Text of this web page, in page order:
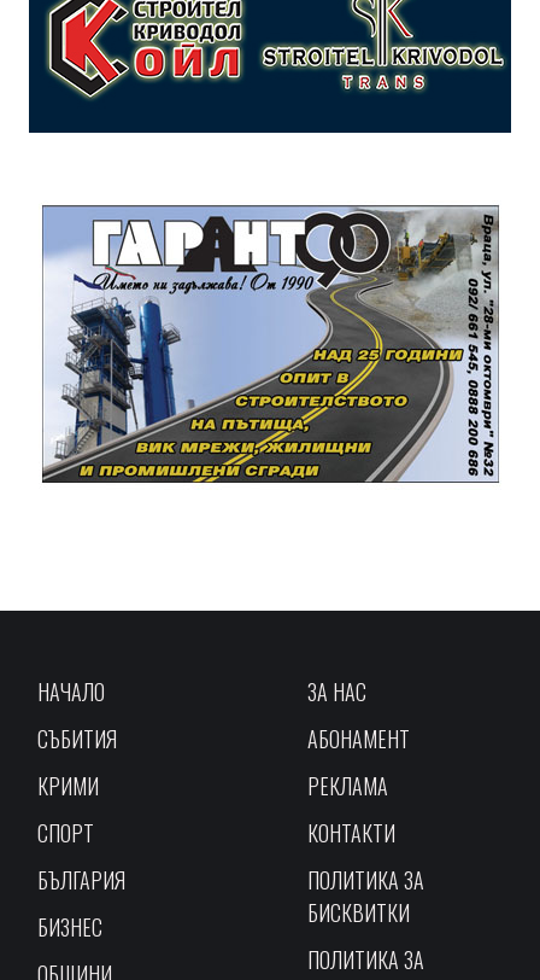
НАЧАЛО
СЪБИТИЯ
КРИМИ
СПОРТ
БЪЛГАРИЯ
БИЗНЕС
ОБЩИНИ
ЗА НАС
АБОНАМЕНТ
РЕКЛАМА
КОНТАКТИ
ПОЛИТИКА ЗА
БИСКВИТКИ
ПОЛИТИКА ЗА